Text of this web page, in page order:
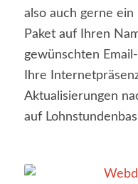
also auch gerne
Paket auf Ihren
gewünschten
Ihre
Aktualisierungen
auf